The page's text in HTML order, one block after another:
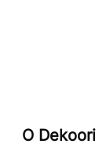
O Dekoori